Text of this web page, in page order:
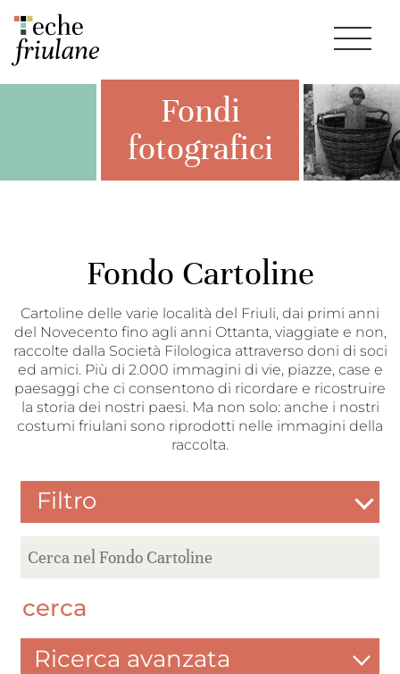
Fondi
fotografici
Fondo Cartoline
Cartoline delle varie località del Friuli, dai primi anni
del Novecento fino agli anni Ottanta, viaggiate e non,
raccolte dalla Società Filologica attraverso doni di soci
ed amici. Più di 2.000 immagini di vie, piazze, case e
paesaggi che ci consentono di ricordare e ricostruire
la storia dei nostri paesi. Ma non solo: anche i nostri
costumi friulani sono riprodotti nelle immagini della
raccolta.
Filtro
cerca
Ricerca avanzata